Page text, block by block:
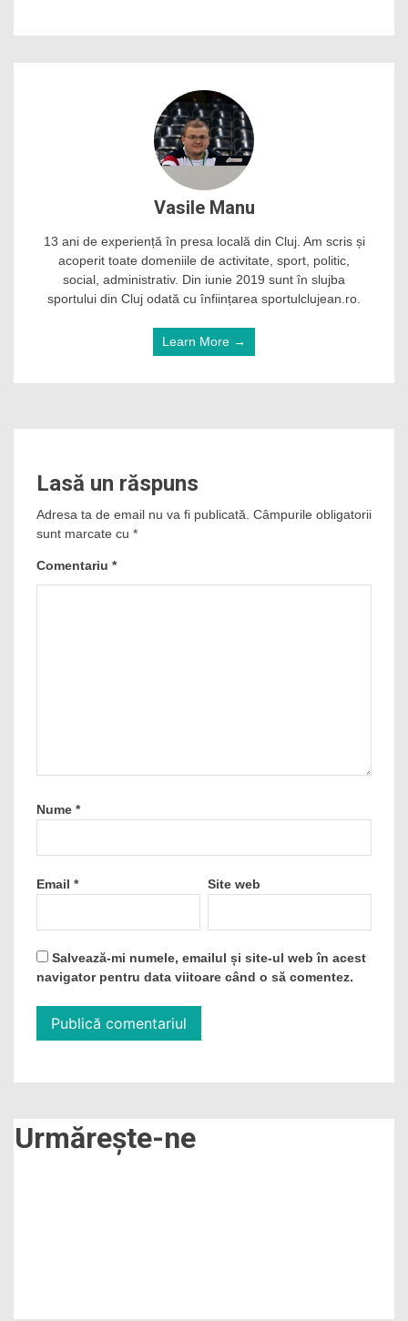
Vasile Manu
13 ani de experiență în presa locală din Cluj. Am scris și
acoperit toate domeniile de activitate, sport, politic,
social, administrativ. Din iunie 2019 sunt în slujba
sportului din Cluj odată cu înființarea sportulclujean.ro.
Learn More →
Lasă un răspuns
Adresa ta de email nu va fi publicată. Câmpurile obligatorii
sunt marcate cu *
Comentariu *
Nume *
Email * Site web
Salvează-mi numele, emailul și site-ul web în acest
navigator pentru data viitoare când o să comentez.
Urmărește-ne